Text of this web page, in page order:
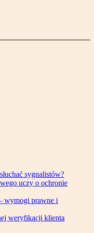
sygnalistów?
uczy o ochronie
wymogi prawne i
weryfikacji klienta